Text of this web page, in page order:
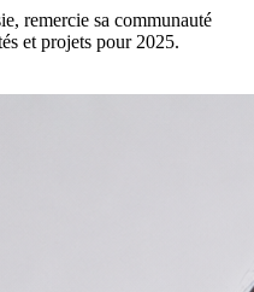
remercie sa communauté
et projets pour 2025.